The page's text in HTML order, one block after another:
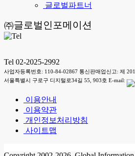
글로벌파트너
㈜글로벌인포메이션
Tel 02-2025-2992
사업자등록번호: 110-84-02867 통신판매업신고: 제
서울특별시 구로구 디지털로34길 55, 903호 E-mail:
이용안내
이용약관
개인정보처리방침
사이트맵